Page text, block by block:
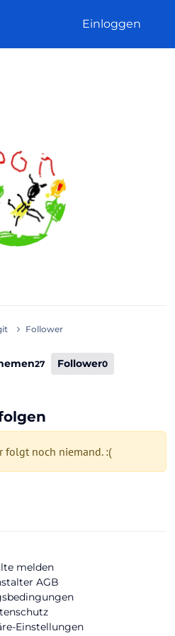
Einloggen
Follower
27 Follower0
folgt noch niemand. :(
melden
AGB
Einstellungen